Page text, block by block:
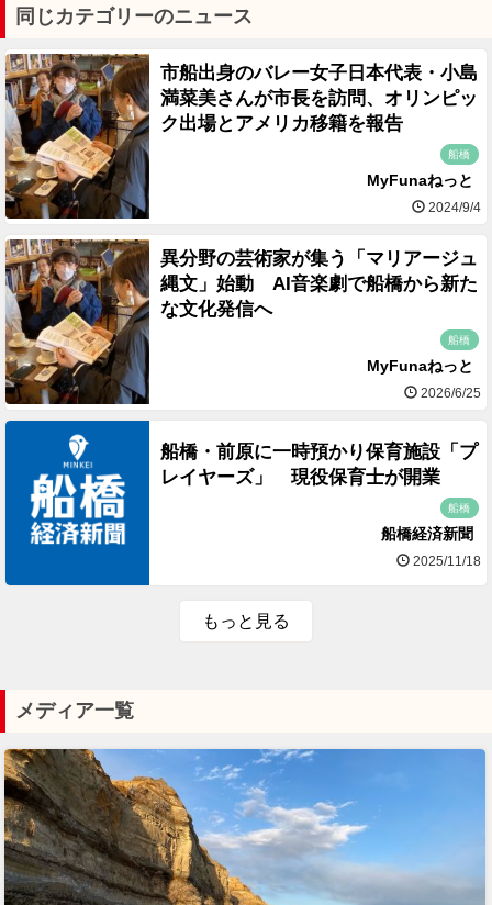
同じカテゴリーのニュース
市船出身のバレー女子日本代表・小島
満菜美さんが市長を訪問、オリンピッ
ク出場とアメリカ移籍を報告
船橋
MyFunaねっと
2024/9/4
異分野の芸術家が集う「マリアージュ
縄文」始動 AI音楽劇で船橋から新た
な文化発信へ
船橋
MyFunaねっと
2026/6/25
船橋・前原に一時預かり保育施設「プ
レイヤーズ」 現役保育士が開業
船橋
船橋経済新聞
2025/11/18
もっと見る
メディア一覧